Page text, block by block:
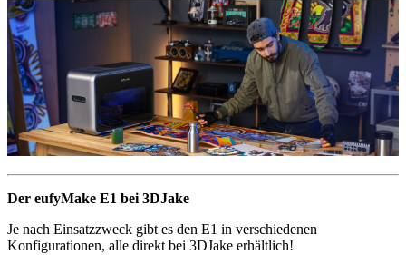
Der eufyMake E1 bei 3DJake
Je nach Einsatzzweck gibt es den E1 in verschiedenen
Konfigurationen, alle direkt bei 3DJake erhältlich!